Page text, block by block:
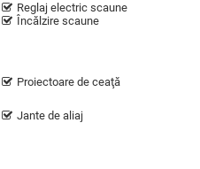
Reglaj electric scaune
Încălzire scaune
Proiectoare de ceaţă
Jante de aliaj